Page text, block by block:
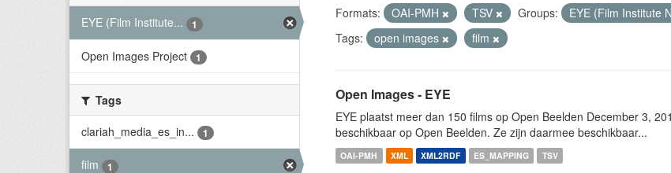
EYE (Film Institute...
1
Open Images Project 1
Tags
clariah_media_es_in...
1
film 1
Formats: OAI-PMH TSV Groups:
EYE (Film Institute
Tags:
open images film
Open Images - EYE
EYE plaatst meer dan 150 films op Open Beelden December 3,
beschikbaar op Open Beelden. Ze zijn daarmee beschikbaar...
OAI-PMH XML XML2RDF ES_MAPPING TSV